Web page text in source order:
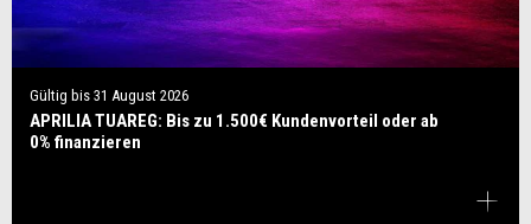
Gültig bis 31 August 2026
APRILIA TUAREG: Bis zu 1.500€ Kundenvorteil oder ab
0% finanzieren